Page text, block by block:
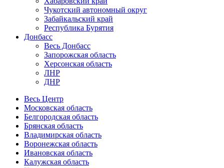
Чукотский автономный округ
Забайкальский край
Республика Бурятия
Донбасс
Весь Донбасс
Запорожская область
Херсонская область
ЛНР
ДНР
Весь Центр
Московская область
Белгородская область
Брянская область
Владимирская область
Воронежская область
Ивановская область
Калужская область